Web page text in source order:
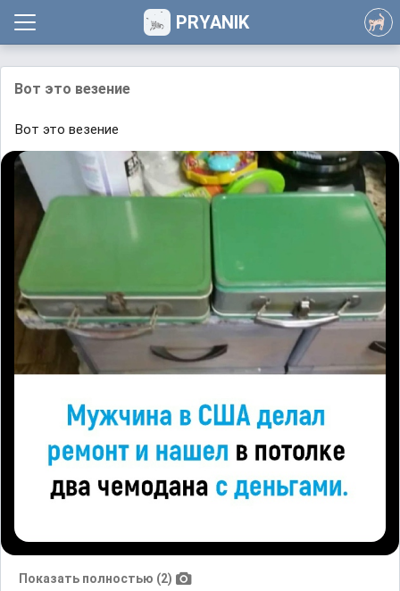
PRYANIK
Вот это везение
Вот это везение
Показать полностью (2)